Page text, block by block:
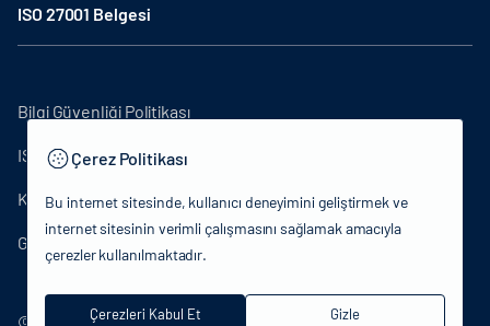
ISO 27001 Belgesi
© 2024 T.C.Kütlür ve Turizm Bakanlığı - Tüm hakları saklıdır.
Bilgi Güvenliği Politikası
ISO27001
KVKK Aydınlatma Metni
Gizlilik Politikası
Çerez Politikası
Bu internet sitesinde, kullanıcı deneyimini geliştirmek ve
internet sitesinin verimli çalışmasını sağlamak amacıyla
çerezler kullanılmaktadır.
Çerezleri Kabul Et Gizle